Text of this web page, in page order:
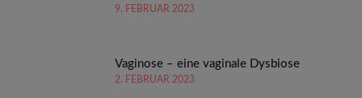
9. FEBRUAR 2023
Vaginose – eine vaginale Dysbiose
2. FEBRUAR 2023